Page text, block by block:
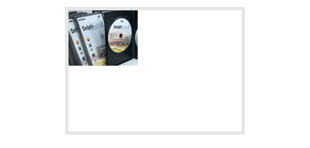
HASIL PENCARIAN